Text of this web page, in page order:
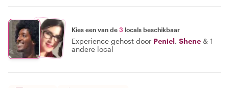
Kies een van de 3 locals beschikbaar
Experience gehost door Peniel, Shene & 1
andere local